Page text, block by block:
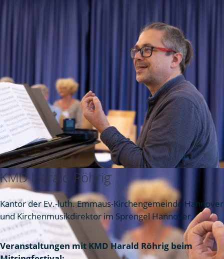
KMD Harald Röhrig
Kantor der Ev.-luth. Emmaus-Kirchengemeinde Hannover
und Kirchenmusikdirektor im Sprengel Hannover.
Veranstaltungen mit KMD Harald Röhrig beim